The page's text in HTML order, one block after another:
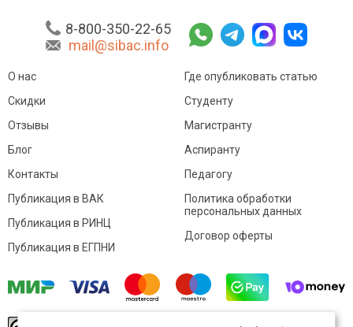
8-800-350-22-65
mail@sibac.info
О нас
Скидки
Отзывы
Блог
Контакты
Где опубликовать статью
Студенту
Магистранту
Аспиранту
Педагогу
Публикация в ВАК
Публикация в РИНЦ
Публикация в ЕГПНИ
Политика обработки
персональных данных
Договор оферты